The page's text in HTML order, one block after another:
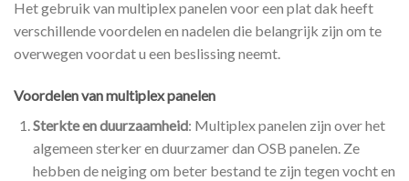
Het gebruik van multiplex panelen voor een plat dak heeft
verschillende voordelen en nadelen die belangrijk zijn om te
overwegen voordat u een beslissing neemt.
Voordelen van multiplex panelen
Sterkte en duurzaamheid: Multiplex panelen zijn over het
algemeen sterker en duurzamer dan OSB panelen. Ze
hebben de neiging om beter bestand te zijn tegen vocht en